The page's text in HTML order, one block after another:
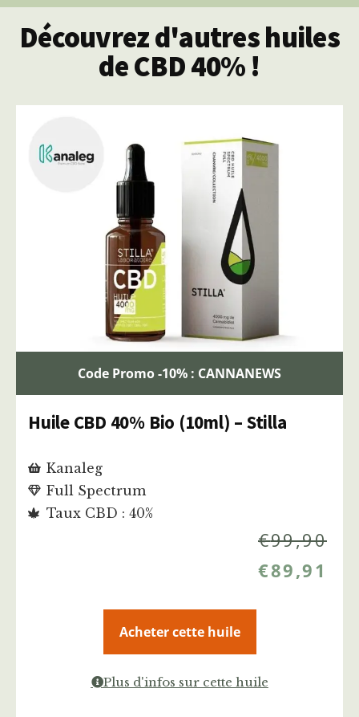
Découvrez d'autres huiles
de CBD 40% !
Code Promo -10% : CANNANEWS
Huile CBD 40% Bio (10ml) – Stilla
Kanaleg
Full Spectrum
Taux CBD : 40%
€99,90
€89,91
Acheter cette huile
Plus d'infos sur cette huile